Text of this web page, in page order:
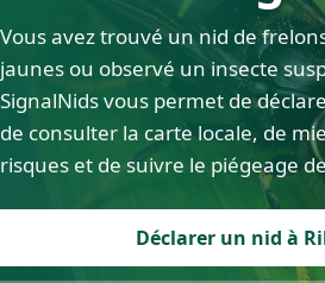
Vous avez trouvé un nid de
jaunes ou observé un insecte
SignalNids vous permet de
de consulter la carte locale, de
risques et de suivre le piégeage
Déclarer un nid à